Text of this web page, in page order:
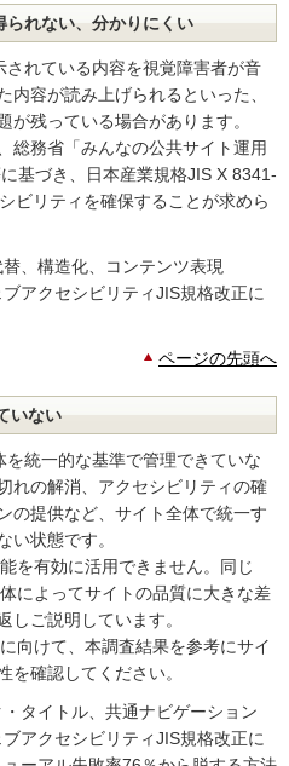
られない、分かりにくい
れている内容を視覚障害者が音
容が読み上げられるといった、
が残っている場合があります。
総務省「みんなの公共サイト運用
基づき、日本産業規格JIS X 8341-
ビリティを確保することが求めら
、構造化、コンテンツ表現
アクセシビリティJIS規格改正に
ページの先頭へ
いない
統一的な基準で管理できていな
れの解消、アクセシビリティの確
の提供など、サイト全体で統一す
い状態です。
を有効に活用できません。同じ
によってサイトの品質に大きな差
しご説明しています。
向けて、本調査結果を参考にサイ
を確認してください。
タイトル、共通ナビゲーション
アクセシビリティJIS規格改正に